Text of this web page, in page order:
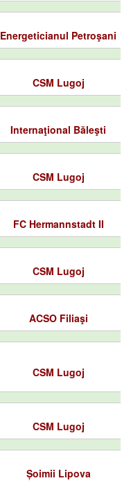
Energeticianul Petroşani
CSM Lugoj
Internaţional Băleşti
CSM Lugoj
FC Hermannstadt II
CSM Lugoj
ACSO Filiaşi
CSM Lugoj
CSM Lugoj
Șoimii Lipova